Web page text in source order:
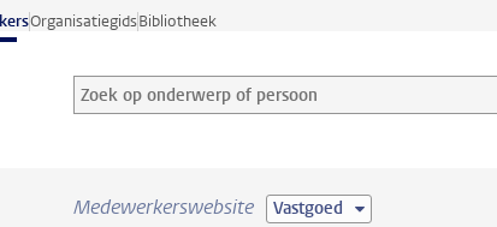
OrganisatiegidsBibliotheek
Zoek op onderwerp of persoon en selecteer categorie
Zoekterm
Medewerkerswebsite Vastgoed